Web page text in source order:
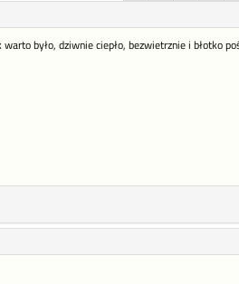
było, dziwnie ciepło, bezwietrznie i błotko